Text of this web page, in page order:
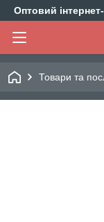
Оптовий
Товари та